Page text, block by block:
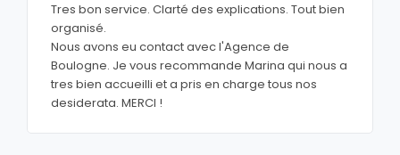
Tres bon service. Clarté des explications. Tout bien
organisé.
Nous avons eu contact avec l'Agence de
Boulogne. Je vous recommande Marina qui nous a
tres bien accueilli et a pris en charge tous nos
desiderata. MERCI !